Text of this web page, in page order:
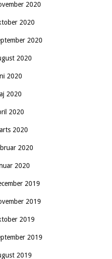
2020
2020
2020
2020
2020
2020
2020
2020
2020
2020
2019
2019
2019
2019
2019